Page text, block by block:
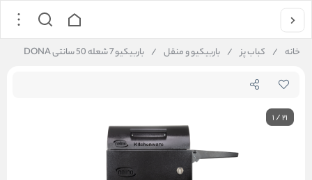
خانه / کباب پز / باربیکیو و منقل / باربیکیو 7 شعله 50 سانتی DONA
1/21